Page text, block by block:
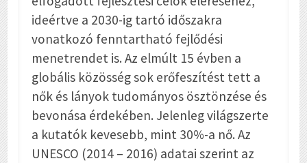
ideértve a 2030-ig tartó időszakra
vonatkozó fenntartható fejlődési
menetrendet is. Az elmúlt 15 évben a
globális közösség sok erőfeszítést tett a
nők és lányok tudományos ösztönzése és
bevonása érdekében. Jelenleg világszerte
a kutatók kevesebb, mint 30%-a nő. Az
UNESCO (2014 – 2016) adatai szerint az